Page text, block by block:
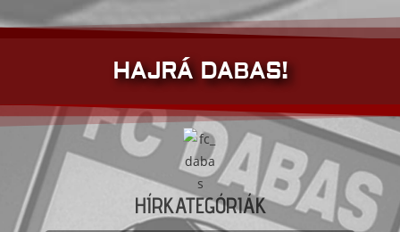
HAJRÁ DABAS!
HÍRKATEGÓRIÁK